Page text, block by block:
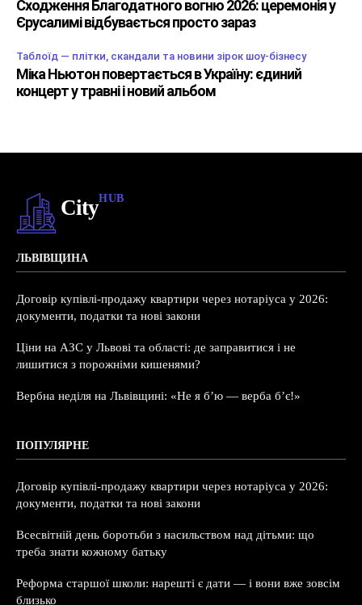
Сходження Благодатного вогню 2026: церемонія у
Єрусалимі відбувається просто зараз
Таблоїд — плітки, скандали та новини зірок шоу-бізнесу
Міка Ньютон повертається в Україну: єдиний
концерт у травні і новий альбом
CityHUB
ЛЬВІВЩИНА
Договір купівлі-продажу квартири через нотаріуса у 2026:
документи, податки та нові закони
Ціни на АЗС у Львові та області: де заправитися і не
лишитися з порожніми кишенями?
Вербна неділя на Львівщині: «Не я б’ю — верба б’є!»
ПОПУЛЯРНЕ
Договір купівлі-продажу квартири через нотаріуса у 2026:
документи, податки та нові закони
Всесвітній день боротьби з насильством над дітьми: що
треба знати кожному батьку
Реформа старшої школи: нарешті є дати — і вони вже зовсім
близько